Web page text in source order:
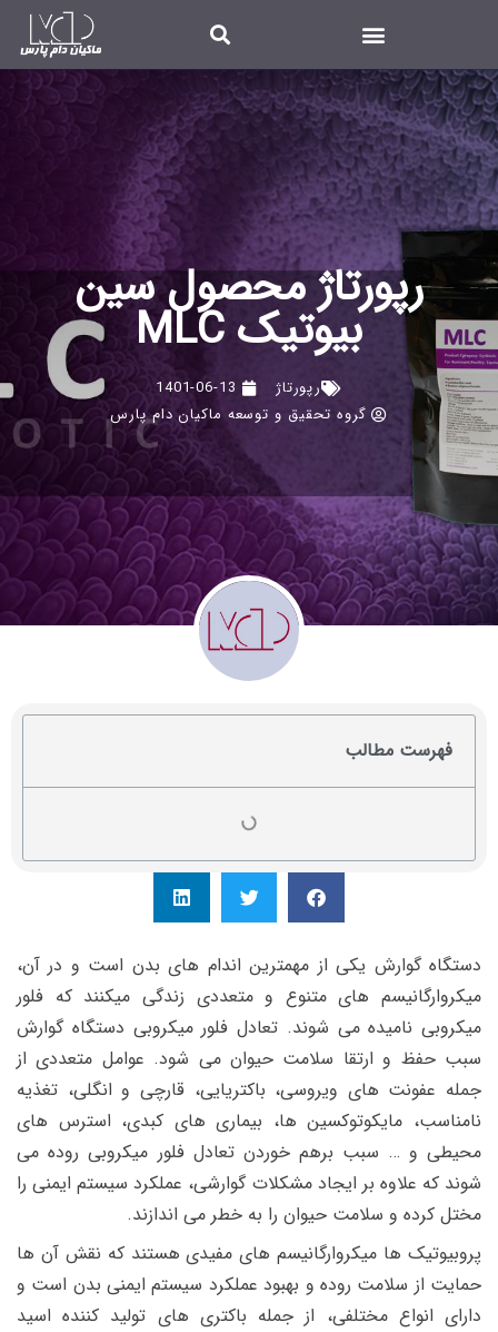
رپورتاژ محصول سین
بیوتیک MLC
رپورتاژ
1401-06-13
گروه تحقیق و توسعه ماکیان دام پارس
فهرست مطالب
دستگاه گوارش یکی از مهمترین اندام های بدن است و در آن،
میکروارگانیسم های متنوع و متعددی زندگی میکنند که فلور
میکروبی نامیده می شوند. تعادل فلور میکروبی دستگاه گوارش
سبب حفظ و ارتقا سلامت حیوان می شود. عوامل متعددی از
جمله عفونت های ویروسی، باکتریایی، قارچی و انگلی، تغذیه
نامناسب، مایکوتوکسین‏ ها، بیماری‏ های کبدی، استرس های
محیطی و … سبب برهم خوردن تعادل فلور میکروبی روده می
شوند که علاوه بر ایجاد مشکلات گوارشی، عملکرد سیستم ایمنی را
مختل کرده و سلامت حیوان را به خطر می اندازند.
پروبیوتیک ها میکروارگانیسم های مفیدی هستند که نقش آن ها
حمایت از سلامت روده و بهبود عملکرد سیستم ایمنی بدن است و
دارای انواع مختلفی، از جمله باکتری­ های تولید کننده اسید